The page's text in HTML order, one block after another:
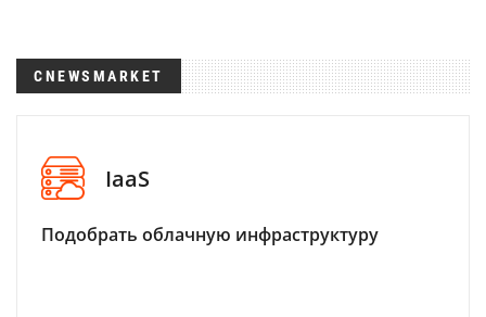
CNEWSMARKET
IaaS
Подобрать облачную инфраструктуру